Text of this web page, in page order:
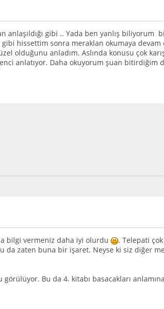
anlaşıldığı gibi .. Yada ben yanlış biliyorum
hissettim sonra meraklan okumaya
olduğunu anladım. Aslında konusu çok
anlatıyor. Daha okuyorum şuan bitirdiğim
bilgi vermeniz daha iyi olurdu
. Telepati
zaten buna bir işaret. Neyse ki siz diğer
Bu da 4. kitabı basacakları